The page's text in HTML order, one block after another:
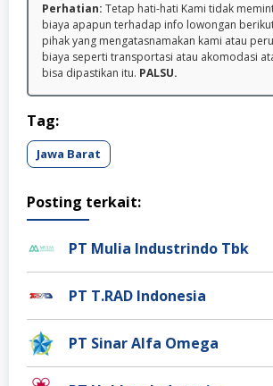
Perhatian: Tetap hati-hati Kami tidak
biaya apapun terhadap info lowongan
pihak yang mengatasnamakan kami atau
biaya seperti transportasi atau akomodasi
bisa dipastikan itu. PALSU.
Tag:
Jawa Barat
Posting terkait:
PT Mulia Industrindo Tbk
PT T.RAD Indonesia
PT Sinar Alfa Omega